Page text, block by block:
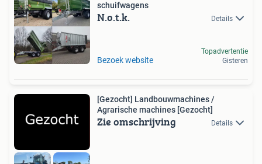
schuifwagens
N.o.t.k. Details
Bezoek website
Topadvertentie
Gisteren
[Gezocht] Landbouwmachines /
Agrarische machines [Gezocht]
Zie omschrijving Details